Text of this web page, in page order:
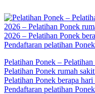
to
content
Pelatihan Ponek –
Pelatihan Ponek rumah
Pelatihan Ponek berapa
Pendaftaran pelatihan